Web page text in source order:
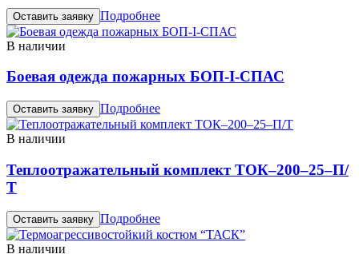
Оставить заявку Подробнее
В наличии
Боевая одежда пожарных БОП-I-СПАС
Оставить заявку Подробнее
В наличии
Теплоотражательный комплект ТОК–200–25–П/
Т
Оставить заявку Подробнее
В наличии